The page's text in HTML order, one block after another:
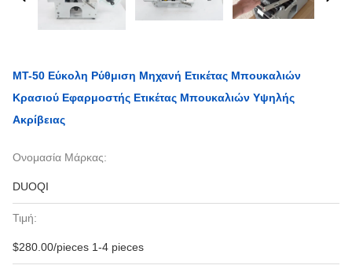
MT-50 Εύκολη Ρύθμιση Μηχανή Ετικέτας Μπουκαλιών
Κρασιού Εφαρμοστής Ετικέτας Μπουκαλιών Υψηλής
Ακρίβειας
Ονομασία Μάρκας:
DUOQI
Τιμή:
$280.00/pieces 1-4 pieces